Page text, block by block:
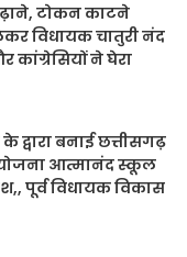
टोकन काटने
विधायक चातुरी नंद
कांग्रेसियों ने घेरा
द्वारा बनाई छत्तीसगढ़
आत्मानंद स्कूल
पूर्व विधायक विकास